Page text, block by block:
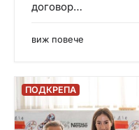
договор…
виж повече
ПОДКРЕПА